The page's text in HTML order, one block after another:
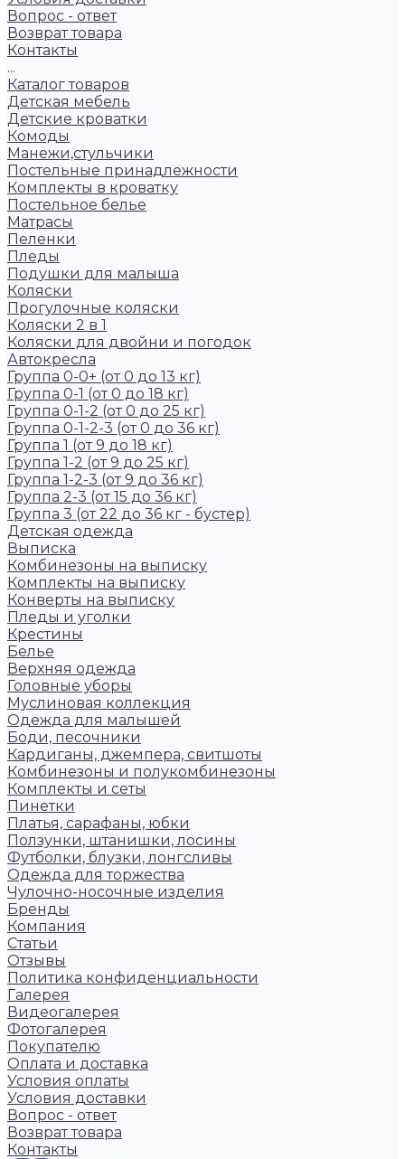
Вопрос - ответ
Возврат товара
Контакты
...
Каталог товаров
Детская мебель
Детские кроватки
Комоды
Манежи,стульчики
Постельные принадлежности
Комплекты в кроватку
Постельное белье
Матрасы
Пеленки
Пледы
Подушки для малыша
Коляски
Прогулочные коляски
Коляски 2 в 1
Коляски для двойни и погодок
Автокресла
Группа 0-0+ (от 0 до 13 кг)
Группа 0-1 (от 0 до 18 кг)
Группа 0-1-2 (от 0 до 25 кг)
Группа 0-1-2-3 (от 0 до 36 кг)
Группа 1 (от 9 до 18 кг)
Группа 1-2 (от 9 до 25 кг)
Группа 1-2-3 (от 9 до 36 кг)
Группа 2-3 (от 15 до 36 кг)
Группа 3 (от 22 до 36 кг - бустер)
Детская одежда
Выписка
Комбинезоны на выписку
Комплекты на выписку
Конверты на выписку
Пледы и уголки
Крестины
Белье
Верхняя одежда
Головные уборы
Муслиновая коллекция
Одежда для малышей
Боди, песочники
Кардиганы, джемпера, свитшоты
Комбинезоны и полукомбинезоны
Комплекты и сеты
Пинетки
Платья, сарафаны, юбки
Ползунки, штанишки, лосины
Футболки, блузки, лонгсливы
Одежда для торжества
Чулочно-носочные изделия
Бренды
Компания
Статьи
Отзывы
Политика конфиденциальности
Галерея
Видеогалерея
Фотогалерея
Покупателю
Оплата и доставка
Условия оплаты
Условия доставки
Вопрос - ответ
Возврат товара
Контакты